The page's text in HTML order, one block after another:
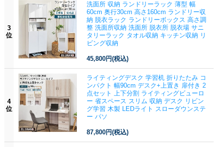
3
位
洗面所 収納 ランドリーラック 薄型 幅
60cm 奥行30cm 高さ160cm ランドリー収
納 脱衣ラック ランドリーボックス 高さ調
整 洗面所収納 洗面所 脱衣所 脱衣場 サニ
タリーラック タオル収納 キッチン収納 リ
ビング収納
45,800円(税込)
4
位
ライティングデスク 学習机 折りたたみ コ
ンパクト 幅90cm デスク+上置き 扉付き 2
点セット 上下分割 ライティングビューロ
ー 省スペース スリム 収納 デスク リビン
グ学習 木製 LEDライト スローダウンステ
ー パソ
87,800円(税込)